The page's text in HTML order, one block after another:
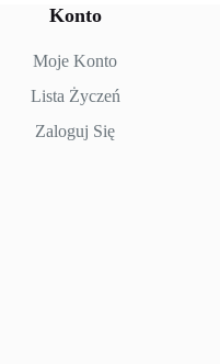
Konto
Moje Konto
Lista Życzeń
Zaloguj Się